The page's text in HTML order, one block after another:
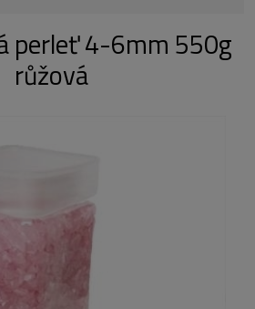
perleť 4-6mm 550g
růžová